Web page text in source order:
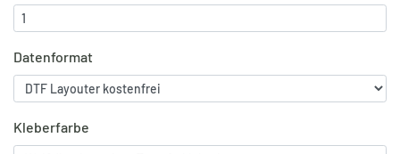
Datenformat
Kleberfarbe